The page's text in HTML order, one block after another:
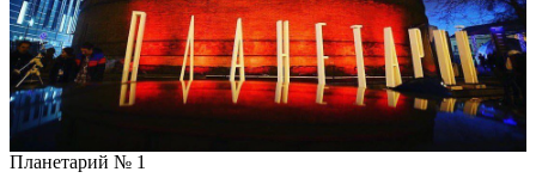
Планетарий № 1